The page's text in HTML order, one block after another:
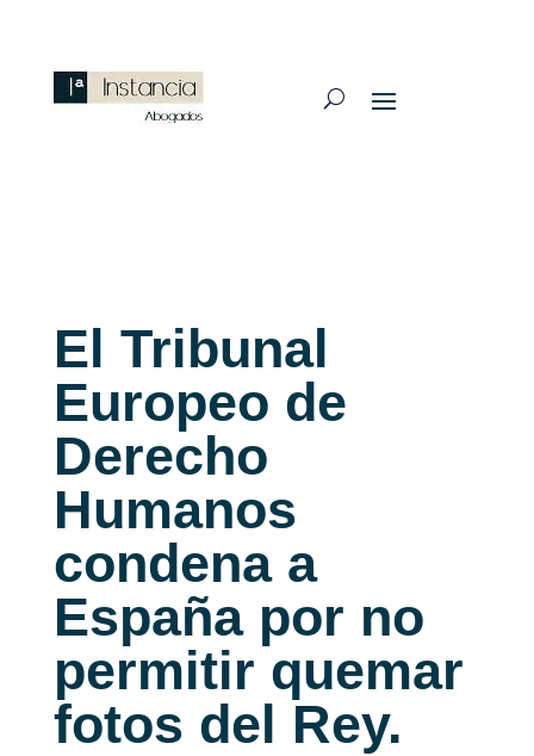
El Tribunal
Europeo de
Derecho
Humanos
condena a
España por no
permitir quemar
fotos del Rey.